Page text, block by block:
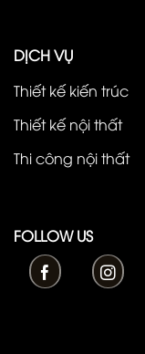
DỊCH VỤ
Thiết kế kiến trúc
Thiết kế nội thất
Thi công nội thất
FOLLOW US